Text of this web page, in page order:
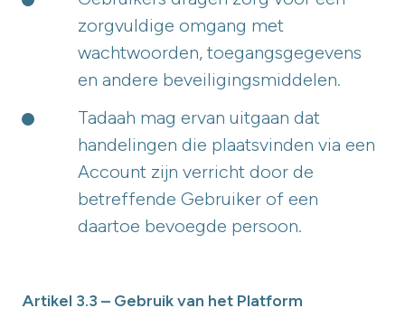
zorgvuldige omgang met
wachtwoorden, toegangsgegevens
en andere beveiligingsmiddelen.
Tadaah mag ervan uitgaan dat
handelingen die plaatsvinden via een
Account zijn verricht door de
betreffende Gebruiker of een
daartoe bevoegde persoon.
Artikel 3.3 – Gebruik van het Platform